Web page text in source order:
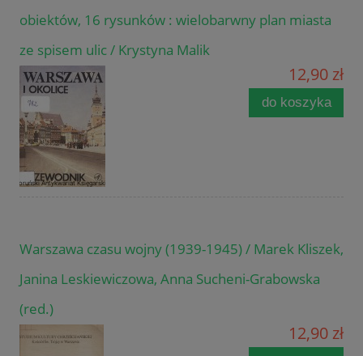
obiektów, 16 rysunków : wielobarwny plan miasta
ze spisem ulic / Krystyna Malik
12,90 zł
do koszyka
Warszawa czasu wojny (1939-1945) / Marek Kliszek,
Janina Leskiewiczowa, Anna Sucheni-Grabowska
(red.)
12,90 zł